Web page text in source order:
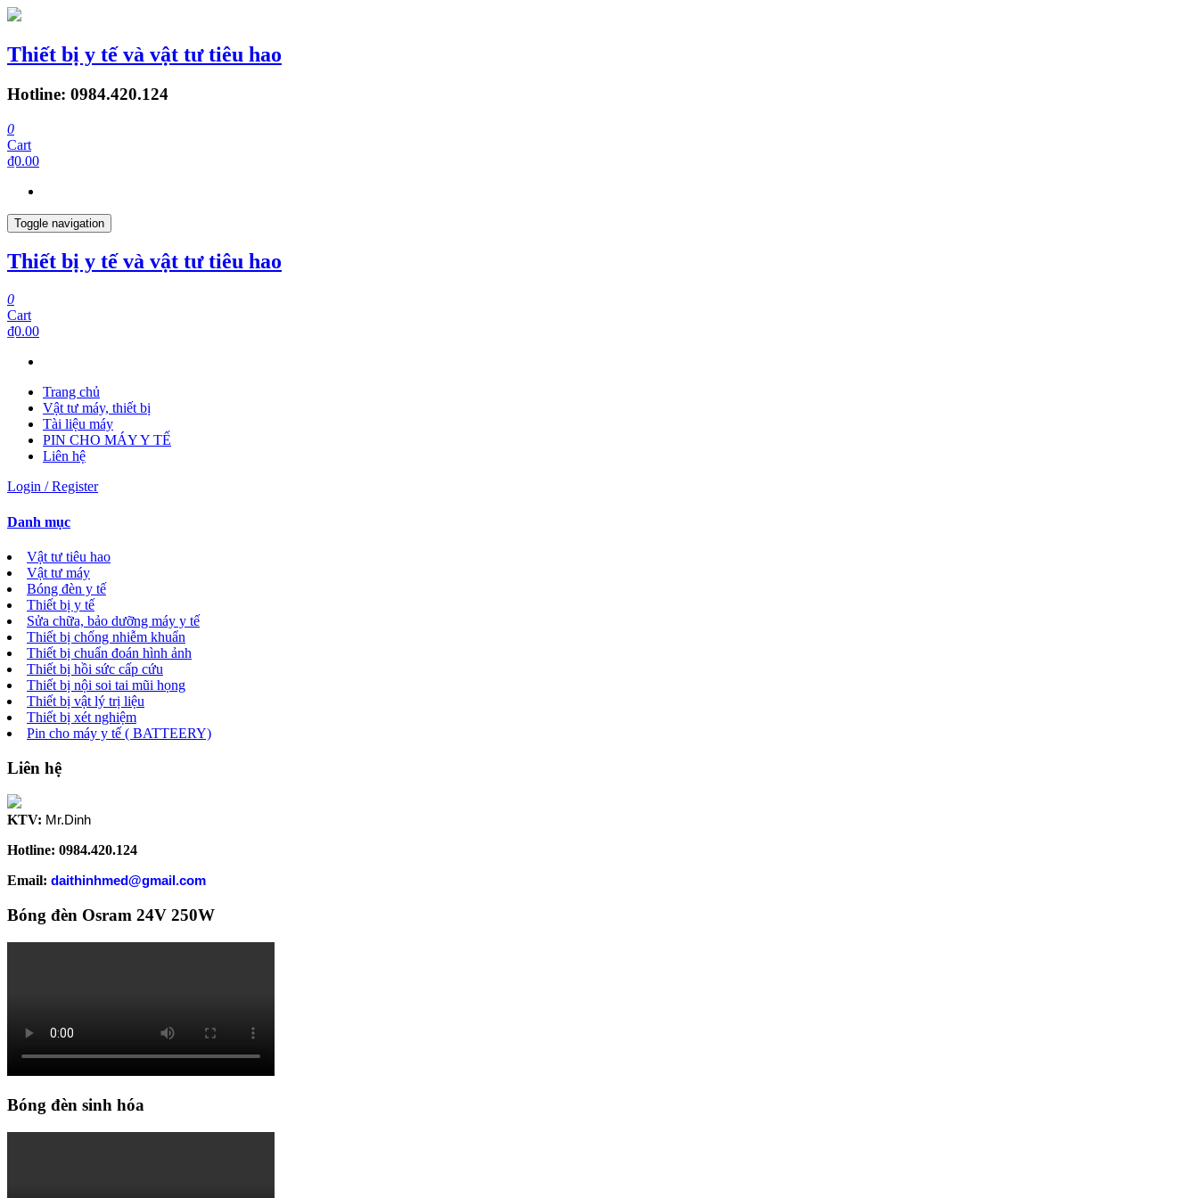
Thiết bị y tế và vật tư tiêu hao
Hotline: 0984.420.124
0
Cart
₫0.00
Toggle navigation
Thiết bị y tế và vật tư tiêu hao
0
Cart
₫0.00
Trang chủ
Vật tư máy, thiết bị
Tài liệu máy
PIN CHO MÁY Y TẾ
Liên hệ
Login / Register
Danh mục
Vật tư tiêu hao
Vật tư máy
Bóng đèn y tế
Thiết bị y tế
Sửa chữa, bảo dưỡng máy y tế
Thiết bị chống nhiễm khuẩn
Thiết bị chuẩn đoán hình ảnh
Thiết bị hồi sức cấp cứu
Thiết bị nội soi tai mũi họng
Thiết bị vật lý trị liệu
Thiết bị xét nghiệm
Pin cho máy y tế ( BATTEERY)
Liên hệ
KTV: Mr.Dinh
Hotline: 0984.420.124
Email: daithinhmed@gmail.com
Bóng đèn Osram 24V 250W
Bóng đèn sinh hóa